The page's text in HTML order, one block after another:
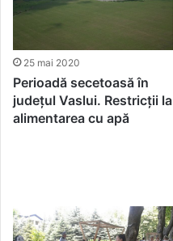
25 mai 2020
Perioadă secetoasă în
județul Vaslui. Restricții la
alimentarea cu apă